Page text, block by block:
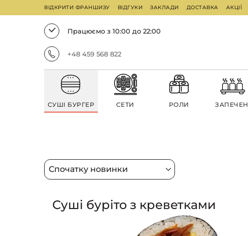
ВІДКРИТИ ФРАНШИЗУ ВІДГУКИ ЗАКЛАДИ ДОСТАВКА АКЦІЇ
Працюємо з 10:00 до 22:00
+48 459 568 822
СУШІ БУРГЕР СЕТИ РОЛИ
Суші буріто з креветками